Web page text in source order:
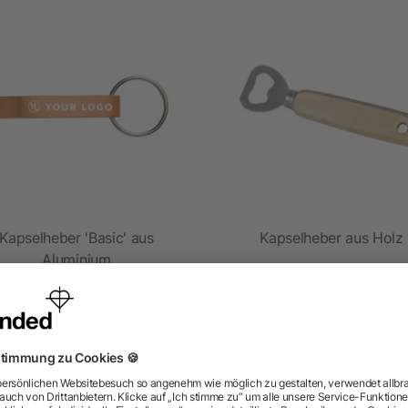
Kapselheber 'Basic' aus
Aluminium
ab 0,14 €
Kapselheber aus Holz